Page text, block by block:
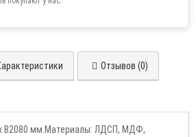
Отзывов (0)
В2080 мм.Материалы: ЛДСП, МДФ,